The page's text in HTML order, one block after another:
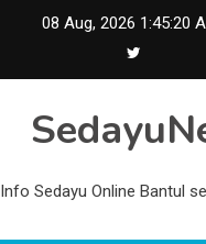
08 Aug, 2026 1:45:21
Info Sedayu Online Bantul